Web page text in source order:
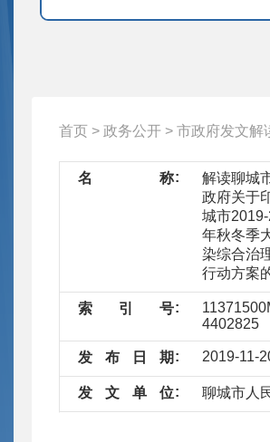
首页 > 政务公开 > 市政府发文解
名 称
解读聊城
政府关于
城市
年秋冬季
染综合治
行动方案
索 引 号
4402825
发 布 日 期 2019-11-
发 文 单 位 聊城市人